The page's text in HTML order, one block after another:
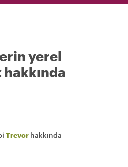
yerel
hakkında
Trevor hakkında